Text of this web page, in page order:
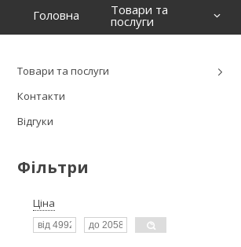
Головна Товари та
послуги
Товари та послуги
Контакти
Відгуки
Фільтри
Ціна